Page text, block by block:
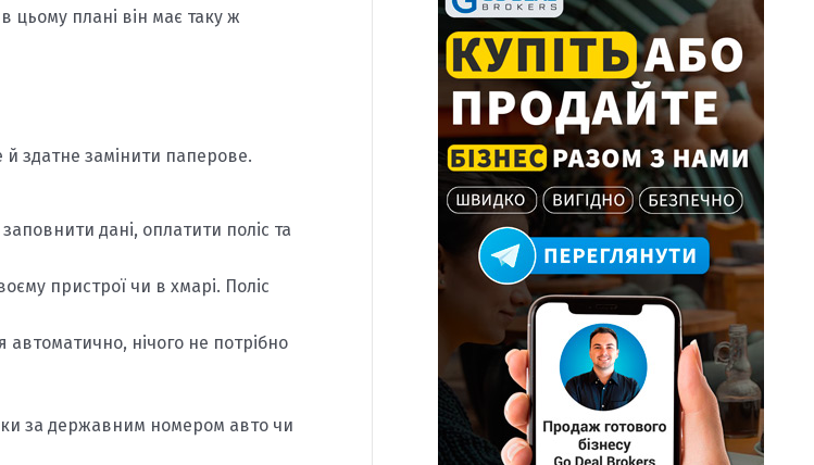
цьому плані він має таку ж
й здатне замінити паперове.
дані, оплатити поліс та
пристрої чи в хмарі. Поліс
автоматично, нічого не потрібно
за державним номером авто чи